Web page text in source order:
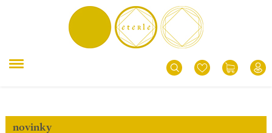
novinky